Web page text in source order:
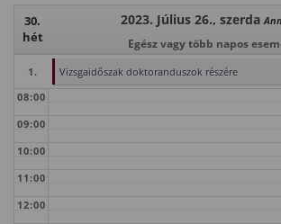
30.
hét
2023. Július 26., szerda
Egész vagy több napos
1.
Vizsgaidőszak doktoranduszok részére
08:00
09:00
10:00
11:00
12:00